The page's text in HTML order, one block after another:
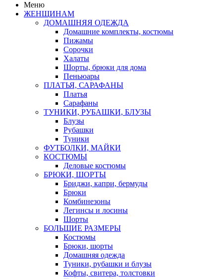
Меню
ЖЕНЩИНАМ
ДОМАШНЯЯ ОДЕЖДА
Домашние комплекты, костюмы
Пижамы
Сорочки
Халаты
Шорты, брюки для дома
Пеньюары
ПЛАТЬЯ, САРАФАНЫ
Платья
Сарафаны
ТУНИКИ, РУБАШКИ, БЛУЗЫ
Блузы
Рубашки
Туники
ФУТБОЛКИ, МАЙКИ
КОСТЮМЫ
Деловые костюмы
БРЮКИ, ШОРТЫ
Бриджи, капри, бермуды
Брюки
Комбинезоны
Легинсы и лосины
Шорты
БОЛЬШИЕ РАЗМЕРЫ
Костюмы
Брюки, шорты
Домашняя одежда
Туники, рубашки и блузы
Кофты, свитера, толстовки